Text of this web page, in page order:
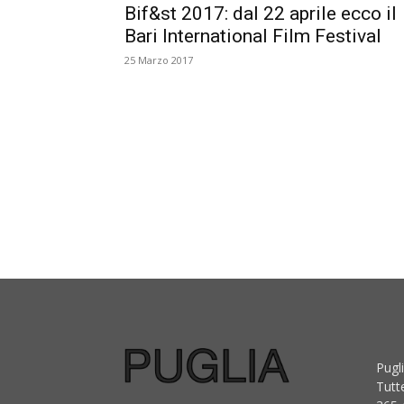
Bif&st 2017: dal 22 aprile ecco il
Bari International Film Festival
25 Marzo 2017